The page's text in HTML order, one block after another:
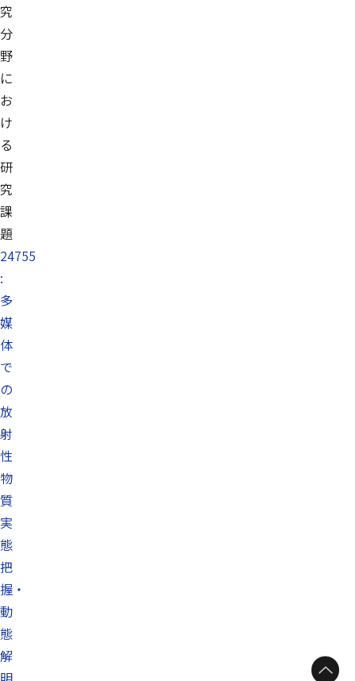
究
分
野
に
お
け
る
研
究
課
題
24755
:
多
媒
体
で
の
放
射
性
物
質
実
態
把
握・
動
態
解